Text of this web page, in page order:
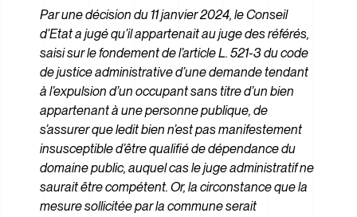
Par une décision du 11 janvier 2024, le Conseil
d’Etat a jugé qu’il appartenait au juge des référés,
saisi sur le fondement de l’article L. 521-3 du code
de justice administrative d’une demande tendant
à l’expulsion d’un occupant sans titre d’un bien
appartenant à une personne publique, de
s’assurer que ledit bien n’est pas manifestement
insusceptible d’être qualifié de dépendance du
domaine public, auquel cas le juge administratif ne
saurait être compétent. Or, la circonstance que la
mesure sollicitée par la commune serait